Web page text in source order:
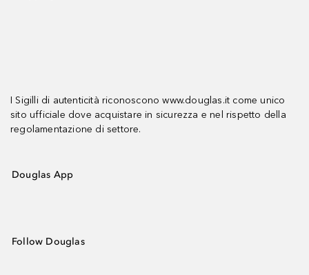
I Sigilli di autenticità riconoscono www.douglas.it come unico
sito ufficiale dove acquistare in sicurezza e nel rispetto della
regolamentazione di settore.
Douglas App
Follow Douglas